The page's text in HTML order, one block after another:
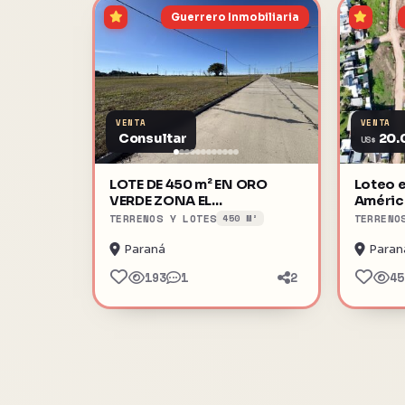
Guerrero Inmobiliaria
VENTA
Consultar
LOTE DE 450 m² EN ORO
VERDE ZONA EL
TRIANGULAR
TERRENOS Y LOTES 450 M²
Paraná
193 1 2
VENTA
US$
Loteo